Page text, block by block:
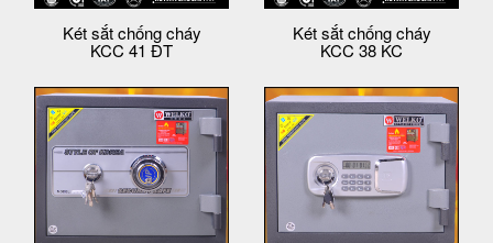
Két sắt chống cháy
KCC 41 ĐT
Két sắt chống cháy
KCC 38 KC